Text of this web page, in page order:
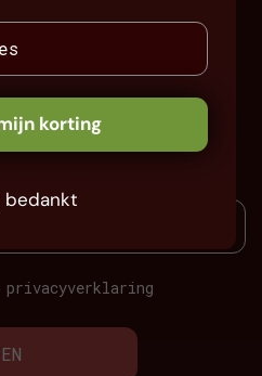
recepten en parels uit
achter en zorg
privacyverklaring
korting
bedankt